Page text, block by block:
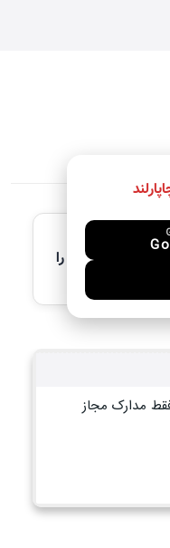
آگهی مورد نظر را
مدارک مجاز